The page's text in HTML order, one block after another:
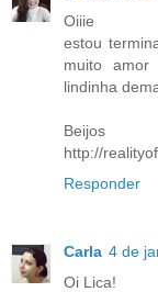
Oiiie
estou
muito
lindinha
Beijos
http://
Responder
Carla 4 de
Oi Lica!